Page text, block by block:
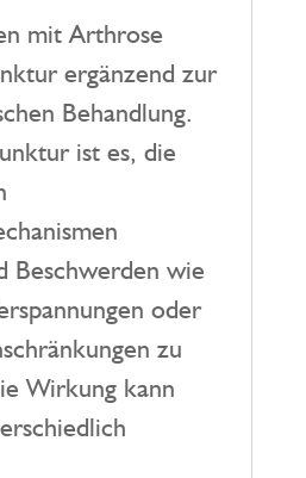
mit Arthrose
ergänzend zur
Behandlung.
ist es, die
Beschwerden wie
oder
zu
Wirkung kann